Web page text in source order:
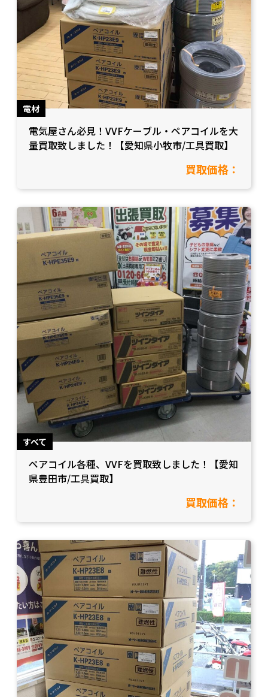
電材
電気屋さん必見！VVFケーブル・ペアコイルを大
量買取致しました！【愛知県小牧市/工具買取】
買取価格：
すべて
ペアコイル各種、VVFを買取致しました！【愛知
県豊田市/工具買取】
買取価格：